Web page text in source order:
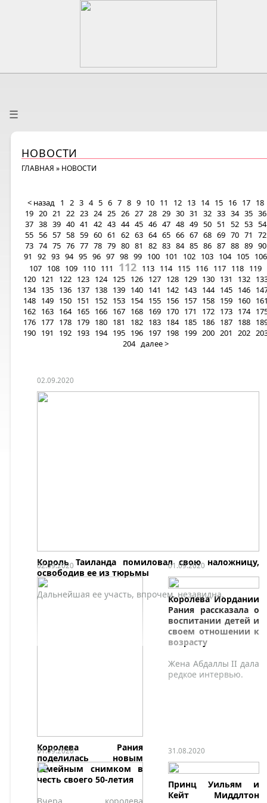
☰
НОВОСТИ
ГЛАВНАЯ » НОВОСТИ
< назад 1 2 3 4 5 6 7 8 9 10 11 12 13 14 15 16 17 18
19 20 21 22 23 24 25 26 27 28 29 30 31 32 33 34 35 36
37 38 39 40 41 42 43 44 45 46 47 48 49 50 51 52 53 54
55 56 57 58 59 60 61 62 63 64 65 66 67 68 69 70 71
72
73 74 75 76 77 78 79 80 81 82 83 84 85 86 87 88 89 90
91
92 93 94 95 96 97 98 99 100 101 102 103 104 105 106
107 108 109 110 111 112 113 114 115 116 117 118 119
120 121 122 123 124 125 126 127 128 129 130 131 132
134 135 136 137 138 139 140 141 142 143 144 145 146
148 149 150 151 152 153 154 155 156 157 158 159 160
162 163 164 165 166 167 168 169 170 171 172 173 174
176 177 178 179 180 181 182 183 184 185 186 187 188
190 191 192 193 194 195 196 197 198 199 200 201 202
204 далее >
02.09.2020
Король Таиланда помиловал свою наложницу,
освободив ее из тюрьмы
Дальнейшая ее участь, впрочем, незавидна.
02.09.2020
Королева Рания
поделилась новым
семейным снимком в
честь своего 50-летия
01.09.2020
Королева Иордании
Рания рассказала о
воспитании детей и
своем отношении к
возрасту
Жена Абдаллы II дала
редкое интервью.
01.09.2020 31.08.2020
Принц Уильям и
Кейт Миддлтон